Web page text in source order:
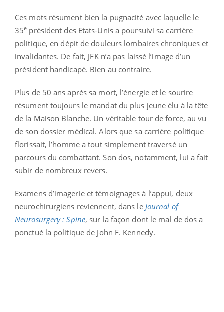
Ces mots résument bien la pugnacité avec laquelle le
35e président des Etats-Unis a poursuivi sa carrière
politique, en dépit de douleurs lombaires chroniques et
invalidantes. De fait, JFK n’a pas laissé l’image d’un
président handicapé. Bien au contraire.
Plus de 50 ans après sa mort, l’énergie et le sourire
résument toujours le mandat du plus jeune élu à la tête
de la Maison Blanche. Un véritable tour de force, au vu
de son dossier médical. Alors que sa carrière politique
florissait, l’homme a tout simplement traversé un
parcours du combattant. Son dos, notamment, lui a fait
subir de nombreux revers.
Examens d’imagerie et témoignages à l’appui, deux
neurochirurgiens reviennent, dans le Journal of
Neurosurgery : Spine, sur la façon dont le mal de dos a
ponctué la politique de John F. Kennedy.